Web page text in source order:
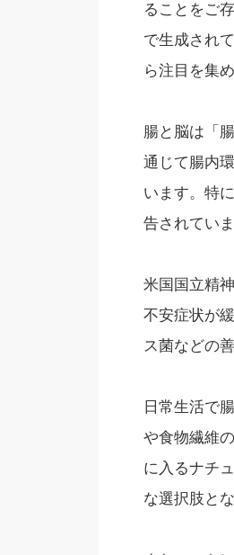
ることをご
で生成され
ら注目を集
腸と脳は「
通じて腸内
います。特
告されていま
米国国立精
不安症状が
ス菌などの
日常生活で
や食物繊維
に入るナチ
な選択肢とな